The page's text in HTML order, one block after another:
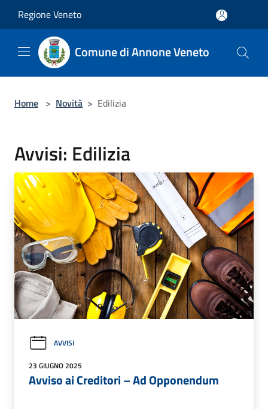
Regione Veneto
Comune di Annone Veneto
Home > Novità > Edilizia
Avvisi: Edilizia
AVVISI
23 GIUGNO 2025
Avviso ai Creditori – Ad Opponendum